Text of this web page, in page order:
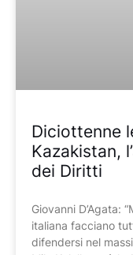
Diciottenne
Kazakistan,
dei Diritti
Giovanni D’Agata:
italiana facciano
difendersi nel